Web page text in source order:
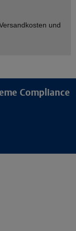
und
Compliance